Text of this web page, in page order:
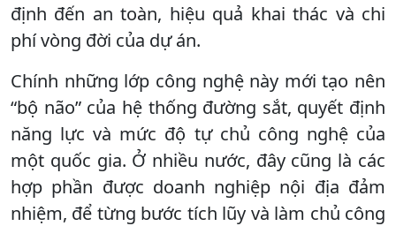
định đến an toàn, hiệu quả khai thác và chi
phí vòng đời của dự án.
Chính những lớp công nghệ này mới tạo nên
“bộ não” của hệ thống đường sắt, quyết định
năng lực và mức độ tự chủ công nghệ của
một quốc gia. Ở nhiều nước, đây cũng là các
hợp phần được doanh nghiệp nội địa đảm
nhiệm, để từng bước tích lũy và làm chủ công